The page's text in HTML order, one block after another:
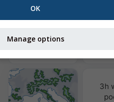
3h
OK
Manage options